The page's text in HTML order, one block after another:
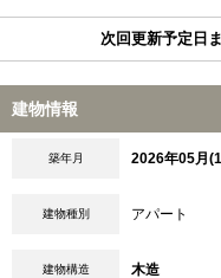
次回更新予定日
建物情報
築年月 2026年05月
建物種別 アパート
建物構造 木造